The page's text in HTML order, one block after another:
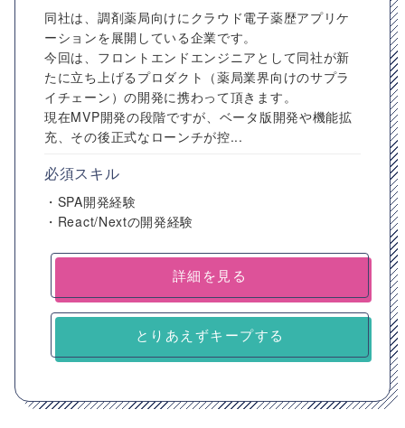
同社は、調剤薬局向けにクラウド電子薬歴アプリケ
ーションを展開している企業です。
今回は、フロントエンドエンジニアとして同社が新
たに立ち上げるプロダクト（薬局業界向けのサプラ
イチェーン）の開発に携わって頂きます。
現在MVP開発の段階ですが、ベータ版開発や機能拡
充、その後正式なローンチが控...
必須スキル
・SPA開発経験
・React/Nextの開発経験
詳細を見る
とりあえずキープする